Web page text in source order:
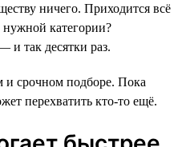
ничего. Приходится всё
нужной категории?
и так десятки раз.
срочном подборе. Пока
перехватить кто-то ещё.